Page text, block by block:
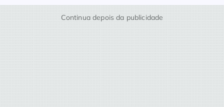
Continua depois da publicidade